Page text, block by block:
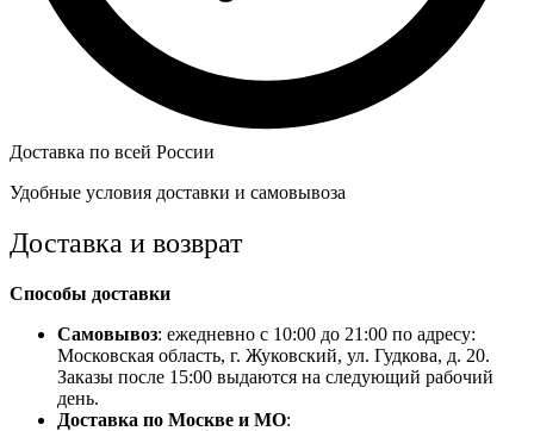
Доставка по всей России
Удобные условия доставки и самовывоза
Доставка и возврат
Способы доставки
Самовывоз: ежедневно с 10:00 до 21:00 по адресу:
Московская область, г. Жуковский, ул. Гудкова, д. 20.
Заказы после 15:00 выдаются на следующий рабочий
день.
Доставка по Москве и МО: